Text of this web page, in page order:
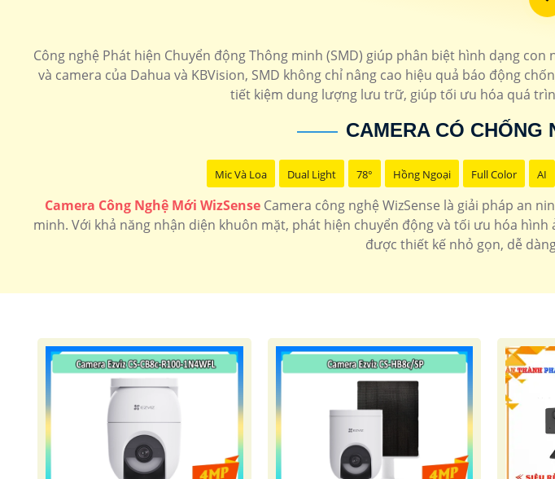
'
Công nghệ Phát hiện Chuyển động Thông minh (SMD) giúp phân biệt hình dạng
và camera của Dahua và KBVision, SMD không chỉ nâng cao hiệu quả báo động
tiết kiệm dung lượng lưu trữ, giúp tối ưu hóa quá
CAMERA CÓ CHỐNG
Mic Và Loa Dual Light 78° Hồng Ngoại Full Color AI
Camera Công Nghệ Mới WizSenseCamera công nghệ WizSense là giải pháp an
minh. Với khả năng nhận diện khuôn mặt, phát hiện chuyển động và tối ưu hóa
được thiết kế nhỏ gọn, dễ